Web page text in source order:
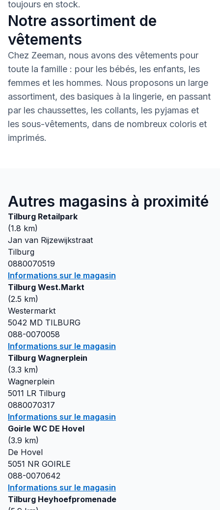
toujours en stock.
Notre assortiment de
vêtements
Chez Zeeman, nous avons des vêtements pour
toute la famille : pour les bébés, les enfants, les
femmes et les hommes. Nous proposons un large
assortiment, des basiques à la lingerie, en passant
par les chaussettes, les collants, les pyjamas et
les sous-vêtements, dans de nombreux coloris et
imprimés.
Autres magasins à proximité
Tilburg Retailpark
(1.8 km)
Jan van Rijzewijkstraat
Tilburg
0880070519
Informations sur le magasin
Tilburg West.Markt
(2.5 km)
Westermarkt
5042 MD TILBURG
088-0070058
Informations sur le magasin
Tilburg Wagnerplein
(3.3 km)
Wagnerplein
5011 LR Tilburg
0880070317
Informations sur le magasin
Goirle WC DE Hovel
(3.9 km)
De Hovel
5051 NR GOIRLE
088-0070642
Informations sur le magasin
Tilburg Heyhoefpromenade